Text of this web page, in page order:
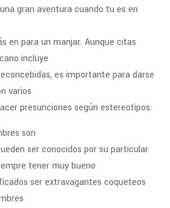
gran aventura cuando tu es en
en para un manjar. Aunque citas
incluye
es importante para darse
varios
presunciones según estereotipos.
son
ser conocidos por su particular
tener muy bueno
ser extravagantes coqueteos